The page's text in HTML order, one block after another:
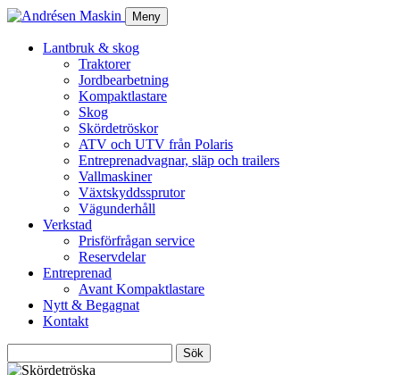
Meny
Lantbruk & skog
Traktorer
Jordbearbetning
Kompaktlastare
Skog
Skördetröskor
ATV och UTV från Polaris
Entreprenadvagnar, släp och trailers
Vallmaskiner
Växtskyddssprutor
Vägunderhåll
Verkstad
Prisförfrågan service
Reservdelar
Entreprenad
Avant Kompaktlastare
Nytt & Begagnat
Kontakt
efter: